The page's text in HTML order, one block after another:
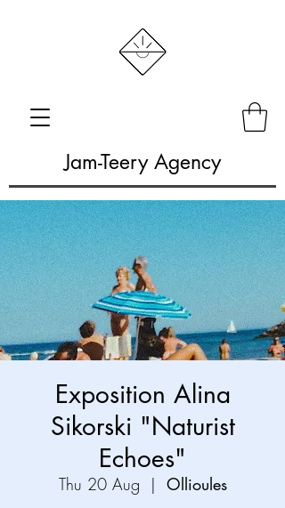
Jam-Teery Agency
Exposition Alina
Sikorski "Naturist
Echoes"
Thu 20 Aug
  |
Ollioules